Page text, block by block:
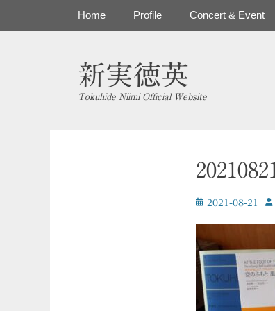
新実徳英
Tokuhide Niimi Official Website
メインメニュー
Home Profile Concert & Event
20210821
投 2021-08-21
投